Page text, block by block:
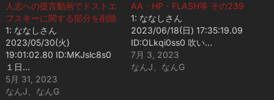
人志への提言動画でドストエ
フスキーに関する部分を削除
1: ななしさん
2023/05/30(火)
19:01:02.80 ID:MKJslc8s0
１日…
5月 31, 2023
なんJ、なんG
AA・HP・FLASH等 その239
1: ななしさん
2023/06/18(日) 17:35:19.09
ID:OLkqi0ss0 吹い…
7月 3, 2023
なんJ、なんG